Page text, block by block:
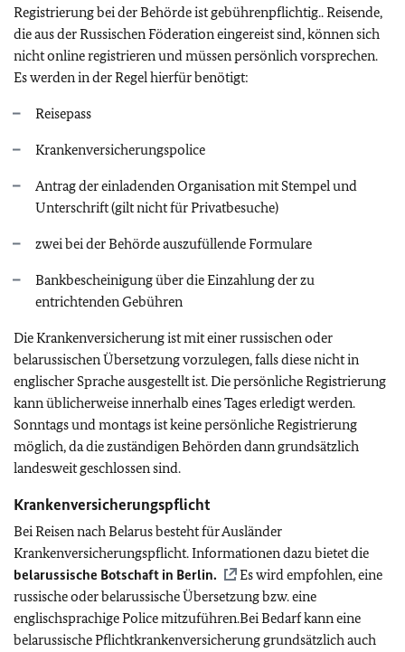
Registrierung bei der Behörde ist gebührenpflichtig.. Reisende,
die aus der Russischen Föderation eingereist sind, können sich
nicht online registrieren und müssen persönlich vorsprechen.
Es werden in der Regel hierfür benötigt:
Reisepass
Krankenversicherungspolice
Antrag der einladenden Organisation mit Stempel und
Unterschrift (gilt nicht für Privatbesuche)
zwei bei der Behörde auszufüllende Formulare
Bankbescheinigung über die Einzahlung der zu
entrichtenden Gebühren
Die Krankenversicherung ist mit einer russischen oder
belarussischen Übersetzung vorzulegen, falls diese nicht in
englischer Sprache ausgestellt ist. Die persönliche Registrierung
kann üblicherweise innerhalb eines Tages erledigt werden.
Sonntags und montags ist keine persönliche Registrierung
möglich, da die zuständigen Behörden dann grundsätzlich
landesweit geschlossen sind.
Krankenversicherungspflicht
Bei Reisen nach Belarus besteht für Ausländer
Krankenversicherungspflicht. Informationen dazu bietet die
belarussische Botschaft in Berlin.
Es wird empfohlen, eine
russische oder belarussische Übersetzung bzw. eine
englischsprachige Police mitzuführen.Bei Bedarf kann eine
belarussische Pflichtkrankenversicherung grundsätzlich auch